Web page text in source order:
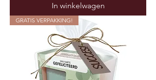
In winkelwagen
GRATIS VERPAKKING!